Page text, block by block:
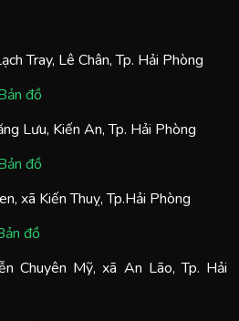
Tray, Lê Chân, Tp. Hải Phòng
đồ
Lưu, Kiến An, Tp. Hải Phòng
đồ
xã Kiến Thuỵ, Tp.Hải Phòng
đồ
Chuyên Mỹ, xã An Lão, Tp. Hải